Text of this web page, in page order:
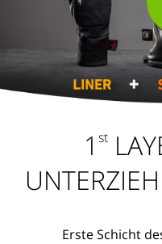
1 st
Erste Schicht